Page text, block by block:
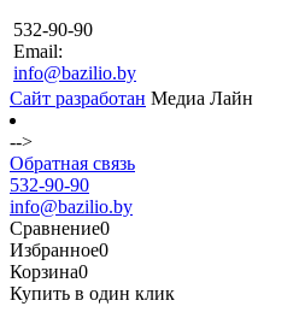
532-90-90
Email:
info@bazilio.by
Сайт разработан Медиа Лайн
-->
Обратная связь
532-90-90
info@bazilio.by
Сравнение0
Избранное0
Корзина0
Купить в один клик